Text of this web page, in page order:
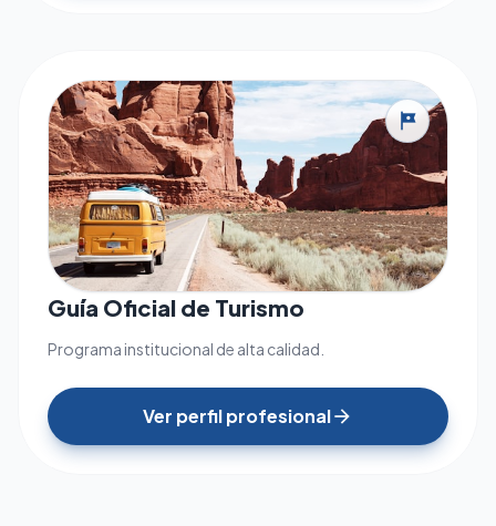
tour
Guía Oficial de Turismo
Programa institucional de alta calidad.
Ver perfil profesionalarrow_forward